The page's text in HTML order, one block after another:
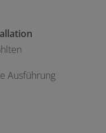
Ausführung